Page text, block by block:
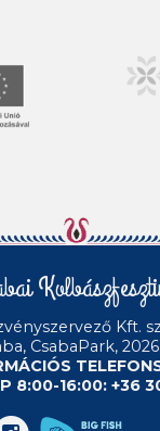
Kft.
CsabaPark,
8:00-16:00: +36